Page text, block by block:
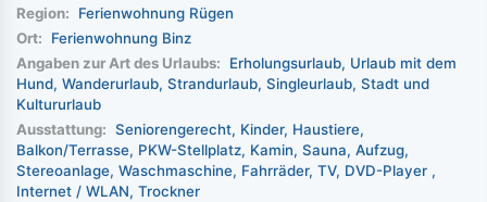
Region:
Ferienwohnung Rügen
Ort:
Ferienwohnung Binz
Angaben zur Art des Urlaubs:
Erholungsurlaub Urlaub mit dem
Hund Wanderurlaub Strandurlaub Singleurlaub Stadt und
Kultururlaub
Ausstattung: Seniorengerecht Kinder Haustiere
Balkon/Terrasse PKW-Stellplatz Kamin Sauna Aufzug
Stereoanlage Waschmaschine Fahrräder TV DVD-Player
Internet / WLAN Trockner